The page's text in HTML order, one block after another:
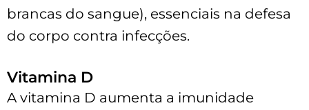
brancas do sangue), essenciais na defesa
do corpo contra infecções.
Vitamina D
A vitamina D aumenta a imunidade